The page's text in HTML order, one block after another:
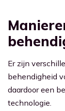
Er zijn
behendigheid
daardoor een
technologie.